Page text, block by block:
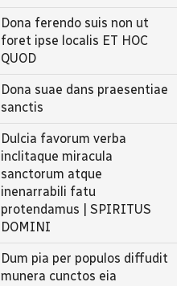
Dona ferendo suis non ut
foret ipse localis ET HOC
QUOD
Dona suae dans praesentiae
sanctis
Dulcia favorum verba
inclitaque miracula
sanctorum atque
inenarrabili fatu
protendamus | SPIRITUS
DOMINI
Dum pia per populos diffudit
munera cunctos eia